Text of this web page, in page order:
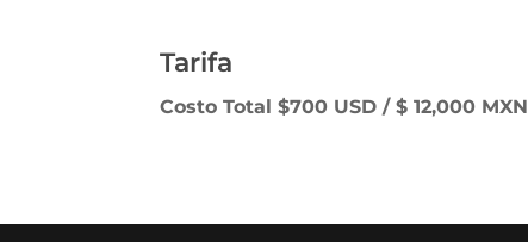
Tarifa
Costo Total $700 USD / $ 12,000 MXN